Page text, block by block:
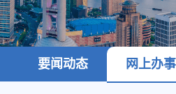
要闻动态 网上办事